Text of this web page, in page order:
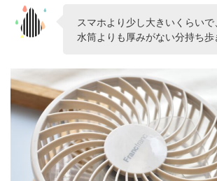
スマホより少し大きいくらいで
水筒よりも厚みがない分持ち歩